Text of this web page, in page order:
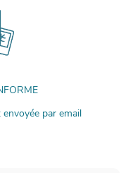
par email